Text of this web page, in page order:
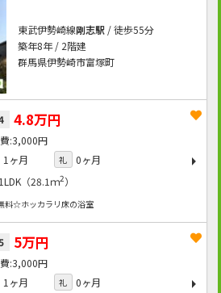
東武伊勢崎線剛志駅/ 徒歩55分
築年8年 / 2階建
群馬県伊勢崎市富塚町
4.8万円
3,000円
1ヶ月 礼
0ヶ月
1LDK（28.1ｍ2）
料☆ホッカラリ床の浴室
5万円
3,000円
1ヶ月 礼
0ヶ月